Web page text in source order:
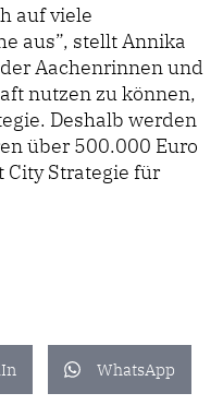
auf viele
aus”, stellt Annika
Aachenrinnen und
nutzen zu können,
Deshalb werden
über 500.000 Euro
City Strategie für
WhatsApp